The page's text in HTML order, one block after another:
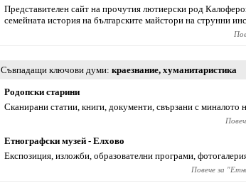
Представителен сайт на прочутия лютиерски род
семейната история на българските майстори на струнни
Съвпадащи ключови думи краезнание, хуманитаристика
Родопски старини
Сканирани статии, книги, документи, свързани с миналото
Етнографски музей - Елхово
Експозиция, изложби, образователни програми,
Повече за "